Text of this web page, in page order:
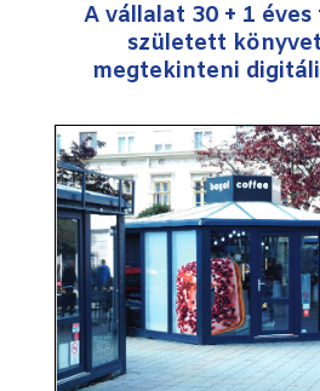
A vállalat 30 + 1
született
megtekinteni